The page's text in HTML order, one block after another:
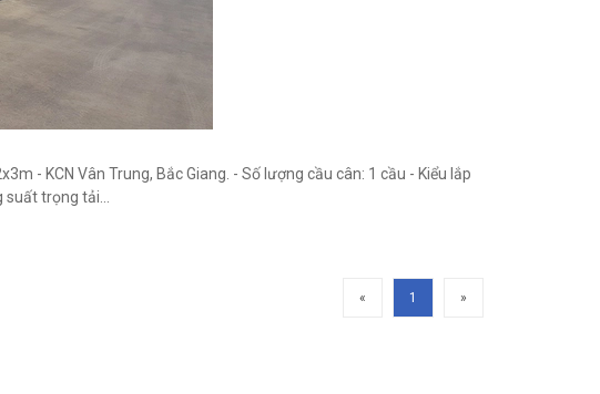
- KCN Vân Trung, Bắc Giang. - Số lượng cầu cân: 1 cầu - Kiểu lắp
trọng tải...
« 1 »